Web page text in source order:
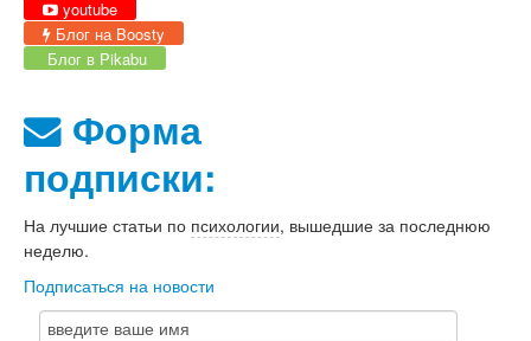
youtube
Блог на Boosty
Блог в Pikabu
Форма
подписки:
На лучшие статьи по психологии, вышедшие за последнюю
неделю.
Подписаться на новости